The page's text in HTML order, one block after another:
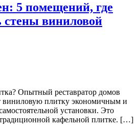
5 помещений, где
виниловой
Опытный реставратор домов
виниловую плитку экономичным и
установки. Это
традиционной кафельной плитке. […]